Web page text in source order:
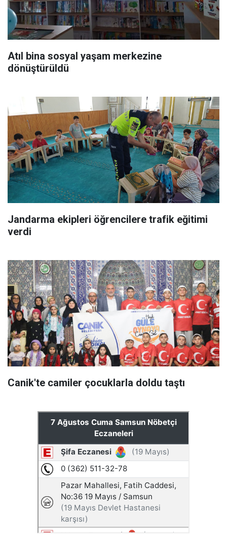
Atıl bina sosyal yaşam merkezine
dönüştürüldü
Jandarma ekipleri öğrencilere trafik eğitimi
verdi
Canik'te camiler çocuklarla doldu taştı